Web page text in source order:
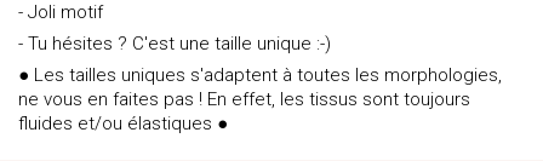
- Joli motif
- Tu hésites ? C'est une taille unique :-)
● Les tailles uniques s'adaptent à toutes les morphologies,
ne vous en faites pas ! En effet, les tissus sont toujours
fluides et/ou élastiques ●